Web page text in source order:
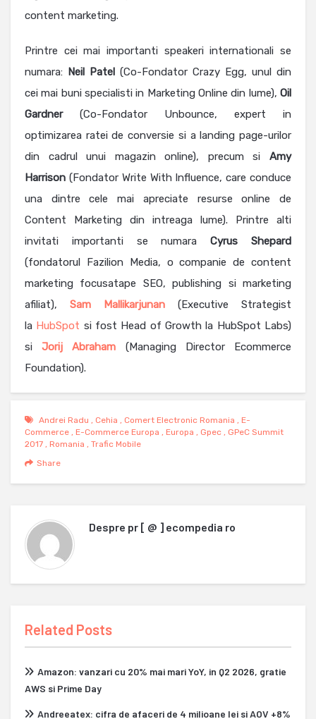
content marketing.
Printre cei mai importanti speakeri internationali se
numara: Neil Patel (Co-Fondator Crazy Egg, unul din
cei mai buni specialisti in Marketing Online din lume), Oil
Gardner(Co-Fondator Unbounce, expert in
optimizarea ratei de conversie si a landing page-urilor
din cadrul unui magazin online), precum si Amy
Harrison (Fondator Write With Influence, care conduce
una dintre cele mai apreciate resurse online de
Content Marketing din intreaga lume). Printre alti
invitati importanti se numaraCyrus Shepard
(fondatorul Fazilion Media, o companie de content
marketing focusatape SEO, publishing si marketing
afiliat), Sam Mallikarjunan (Executive Strategist
la HubSpot si fost Head of Growth la HubSpot Labs)
siJorij Abraham (Managing Director Ecommerce
Foundation).
Andrei Radu Cehia Comert Electronic Romania
E-
Commerce
E-Commerce Europa Europa Gpec
GPeC Summit
2017
Romania
Trafic Mobile
Share
Despre pr [ @ ] ecompedia ro
Related Posts
Amazon: vanzari cu 20% mai mari YoY, in Q2 2026, gratie
AWS si Prime Day
Andreeatex: cifra de afaceri de 4 milioane lei si AOV +8%